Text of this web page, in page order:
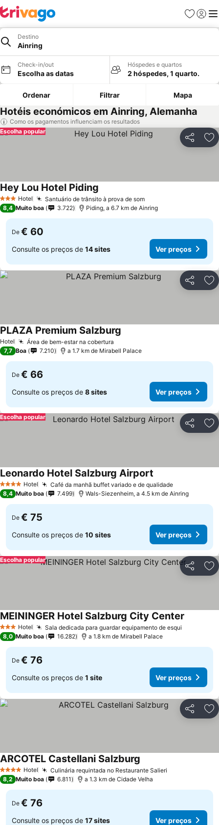
Favoritos
Iniciar
Destino
Ainring
Check-in/out
Escolha as datas
Hóspedes e quartos
2 hóspedes, 1 quarto.
Ordenar Filtrar Mapa
Hotéis económicos em Ainring, Alemanha
Como os pagamentos influenciam os resultados
Partilhar
Escolha popular
3 EstrelasHotel Santuário de trânsito à prova de som
Hey Lou Hotel Piding
8,4 Muito boa 3.722 Piding, a 6.7 km de Ainring
De € 60
Consulte os preços de 14 sites Ver preços
Partilhar
Hotel Área de bem-estar na cobertura
PLAZA Premium Salzburg
7,7 Boa 7.210 a 1.7 km de Mirabell Palace
De € 66
Consulte os preços de 8 sites Ver preços
Partilhar
Escolha popular
4 EstrelasHotel Café da manhã buffet variado e de qualidade
Leonardo Hotel Salzburg Airport
8,4 Muito boa 7.499 Wals-Siezenheim, a 4.5 km de Ainring
De € 75
Consulte os preços de 10 sites Ver preços
Partilhar
Escolha popular
3 EstrelasHotel Sala dedicada para guardar equipamento de esqui
MEININGER Hotel Salzburg City Center
8,0 Muito boa 16.282 a 1.8 km de Mirabell Palace
De € 76
Consulte os preços de 1 site Ver preços
Partilhar
4 EstrelasHotel Culinária requintada no Restaurante Salieri
ARCOTEL Castellani Salzburg
8,2 Muito boa 6.811 a 1.3 km de Cidade Velha
De € 76
Consulte os preços de 17 sites Ver preços